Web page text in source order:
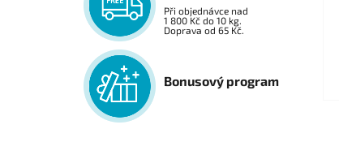
Při objednávce nad
1 800 Kč do 10 kg.
Doprava od 65 Kč.
Bonusový program